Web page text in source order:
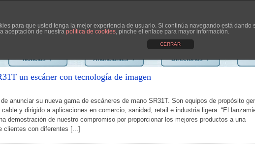
Noticias › Anunciantes › Directorios ›
un escáner con tecnología de imagen
de anunciar su nueva gama de escáneres de mano SR31T. Son equipos de propósito
y dirigido a aplicaciones en comercio, sanidad, retail e industria ligera. “El
demostración de nuestro compromiso por proporcionar los mejores productos a una
clientes con diferentes [...]
para que usted tenga la mejor experiencia de usuario. Si continúa navegando está
aceptación de nuestra política de cookies, pinche el enlace para mayor información.
CERRAR